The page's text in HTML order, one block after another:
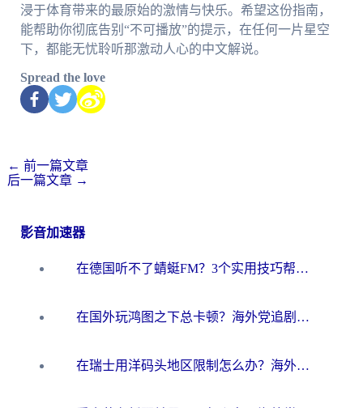
浸于体育带来的最原始的激情与快乐。希望这份指南，
能帮助你彻底告别“不可播放”的提示，在任何一片星空
下，都能无忧聆听那激动人心的中文解说。
Spread the love
← 前一篇文章
后一篇文章 →
影音加速器
在德国听不了蜻蜓FM？3个实用技巧帮你解锁国内影音自由
在国外玩鸿图之下总卡顿？海外党追剧听歌的3个实用解决方案
在瑞士用洋码头地区限制怎么办？海外华人必看的回国加速全攻略